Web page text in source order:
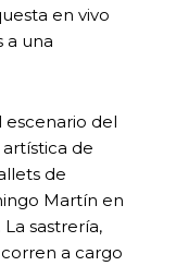
en vivo
a una
escenario del
de
de
Martín en
sastrería,
a cargo